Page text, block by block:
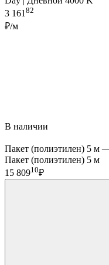
3 16182
₽/м
В наличии
Пакет (полиэтилен) 5 м
Пакет (полиэтилен) 5 м
15 80910₽